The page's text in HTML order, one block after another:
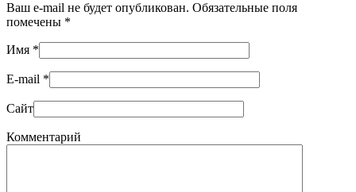
Ваш e-mail не будет опубликован. Обязательные поля
помечены *
Имя *
E-mail *
Сайт
Комментарий